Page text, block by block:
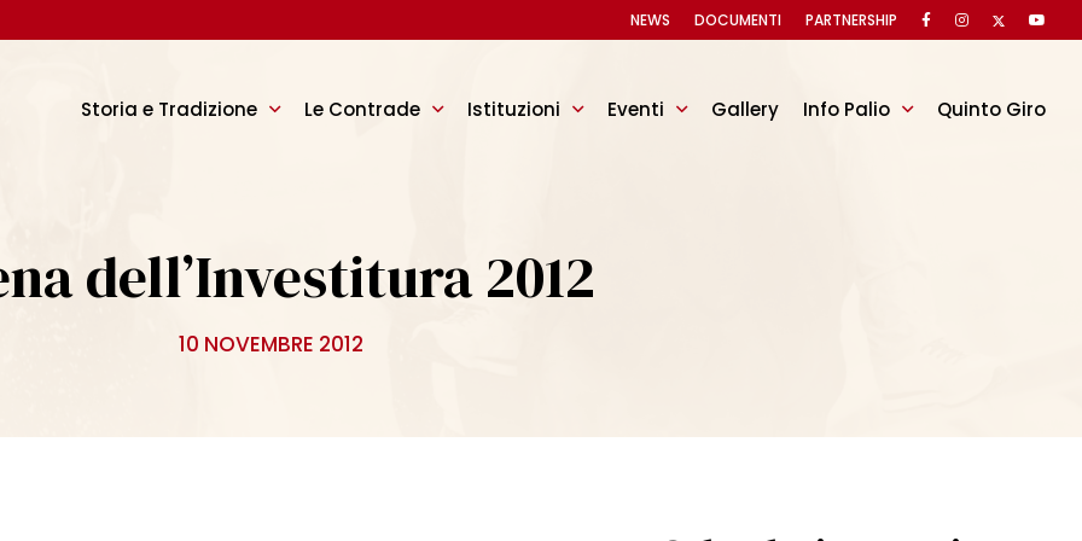
Storia e Tradizione Le Contrade Istituzioni Eventi Gallery Info Palio Quinto Giro
NEWS DOCUMENTI PARTNERSHIP
dell’Investitura 2012
10 NOVEMBRE 2012